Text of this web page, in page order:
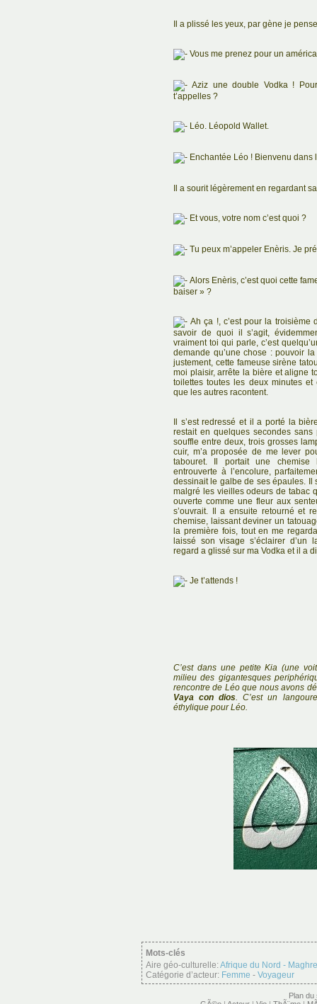
Il a plissé les yeux, par gène je
Vous me prenez pour un
Aziz une double Vodka !
t’appelles ?
Léo. Léopold Wallet.
Enchantée Léo ! Bienvenu
Il a sourit légèrement en regardant
Et vous, votre nom c’est quoi ?
Tu peux m’appeler Enèris. Je
Alors Enèris, c’est quoi cette
baiser » ?
Ah ça !, c’est pour la troisième
savoir de quoi il s’agit,
vraiment toi qui parle, c’est
demande qu’une chose : pouvoir
justement, cette fameuse sirène
moi plaisir, arrête la bière et aligne
toilettes toutes les deux minutes et
que les autres racontent.
Il s’est redressé et il a porté la
restait en quelques secondes
souffle entre deux, trois grosses
cuir, m’a proposée de me lever
tabouret. Il portait une
entrouverte à l’encolure,
dessinait le galbe de ses épaules. Il
malgré les vieilles odeurs de tabac
ouverte comme une fleur aux
s’ouvrait. Il a ensuite retourné et
chemise, laissant deviner un
la première fois, tout en me
laissé son visage s’éclairer d’un
regard a glissé sur ma Vodka et il a
Je t’attends !
C’est dans une petiteKia (une
milieu des gigantesques
rencontre de Léo que nous avons
Vaya con dios. C’est un
éthylique pour Léo.
Mots-clés
Aire géo-culturelle:Afrique du Nord -
Catégorie d’acteur: Femme - Voyageur
Plan du